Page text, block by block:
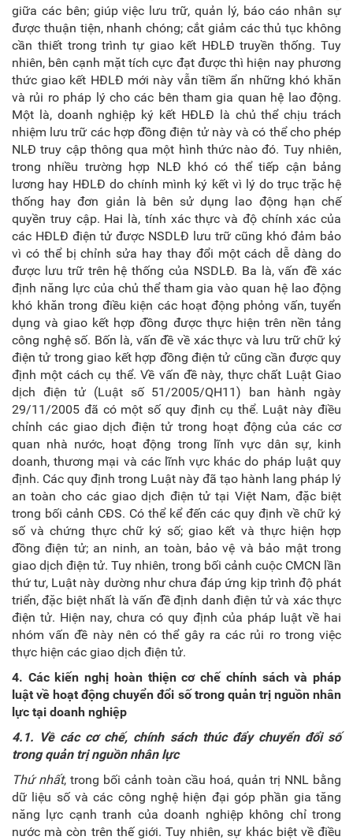
giữa các bên; giúp việc lưu trữ, quản lý, báo cáo nhân sự
được thuận tiện, nhanh chóng; cắt giảm các thủ tục không
cần thiết trong trình tự giao kết HĐLĐ truyền thống. Tuy
nhiên, bên cạnh mặt tích cực đạt được thì hiện nay phương
thức giao kết HĐLĐ mới này vẫn tiềm ẩn những khó khăn
và rủi ro pháp lý cho các bên tham gia quan hệ lao động.
Một là, doanh nghiệp ký kết HĐLĐ là chủ thể chịu trách
nhiệm lưu trữ các hợp đồng điện tử này và có thể cho phép
NLĐ truy cập thông qua một hình thức nào đó. Tuy nhiên,
trong nhiều trường hợp NLĐ khó có thể tiếp cận bảng
lương hay HĐLĐ do chính mình ký kết vì lý do trục trặc hệ
thống hay đơn giản là bên sử dụng lao động hạn chế
quyền truy cập. Hai là, tính xác thực và độ chính xác của
các HĐLĐ điện tử được NSDLĐ lưu trữ cũng khó đảm bảo
vì có thể bị chỉnh sửa hay thay đổi một cách dễ dàng do
được lưu trữ trên hệ thống của NSDLĐ. Ba là, vấn đề xác
định năng lực của chủ thể tham gia vào quan hệ lao động
khó khăn trong điều kiện các hoạt động phỏng vấn, tuyển
dụng và giao kết hợp đồng được thực hiện trên nền tảng
công nghệ số. Bốn là, vấn đề về xác thực và lưu trữ chữ ký
điện tử trong giao kết hợp đồng điện tử cũng cần được quy
định một cách cụ thể. Về vấn đề này, thực chất Luật Giao
dịch điện tử (Luật số 51/2005/QH11) ban hành ngày
29/11/2005 đã có một số quy định cụ thể. Luật này điều
chỉnh các giao dịch điện tử trong hoạt động của các cơ
quan nhà nước, hoạt động trong lĩnh vực dân sự, kinh
doanh, thương mại và các lĩnh vực khác do pháp luật quy
định. Các quy định trong Luật này đã tạo hành lang pháp lý
an toàn cho các giao dịch điện tử tại Việt Nam, đặc biệt
trong bối cảnh CĐS. Có thể kể đến các quy định về chữ ký
số và chứng thực chữ ký số; giao kết và thực hiện hợp
đồng điện tử; an ninh, an toàn, bảo vệ và bảo mật trong
giao dịch điện tử. Tuy nhiên, trong bối cảnh cuộc CMCN lần
thứ tư, Luật này dường như chưa đáp ứng kịp trình độ phát
triển, đặc biệt nhất là vấn đề định danh điện tử và xác thực
điện tử. Hiện nay, chưa có quy định của pháp luật về hai
nhóm vấn đề này nên có thể gây ra các rủi ro trong việc
thực hiện các giao dịch điện tử.
4. Các kiến nghị hoàn thiện cơ chế chính sách và pháp
luật về hoạt động chuyển đổi số trong quản trị nguồn nhân
lực tại doanh nghiệp
4.1. Về các cơ chế, chính sách thúc đẩy chuyển đổi số
trong quản trị nguồn nhân lực
Thứ nhất, trong bối cảnh toàn cầu hoá, quản trị NNL bằng
dữ liệu số và các công nghệ hiện đại góp phần gia tăng
năng lực cạnh tranh của doanh nghiệp không chỉ trong
nước mà còn trên thế giới. Tuy nhiên, sự khác biệt về điều